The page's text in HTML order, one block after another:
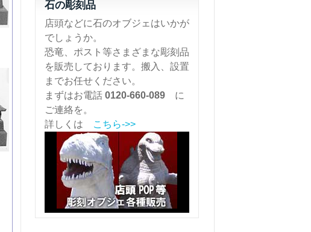
石の彫刻品
店頭などに石のオブジェはいかが
でしょうか。
恐竜、ポスト等さまざまな彫刻品
を販売しております。搬入、設置
までお任せください。
まずはお電話 0120-660-089 に
ご連絡を。
詳しくは
こちら->>